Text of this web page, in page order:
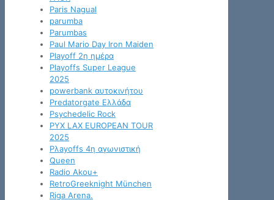
Paris Nagual
parumba
Parumbas
Paul Mario Day Iron Maiden
Playoff 2η ημέρα
Playoffs Super League
2025
powerbank αυτοκινήτου
Predatorgate Ελλάδα
Psychedelic Rock
PYX LAX EUROPEAN TOUR
2025
Pλayoffs 4η αγωνιστική
Queen
Radio Akou+
RetroGreeknight München
Riga Arena.